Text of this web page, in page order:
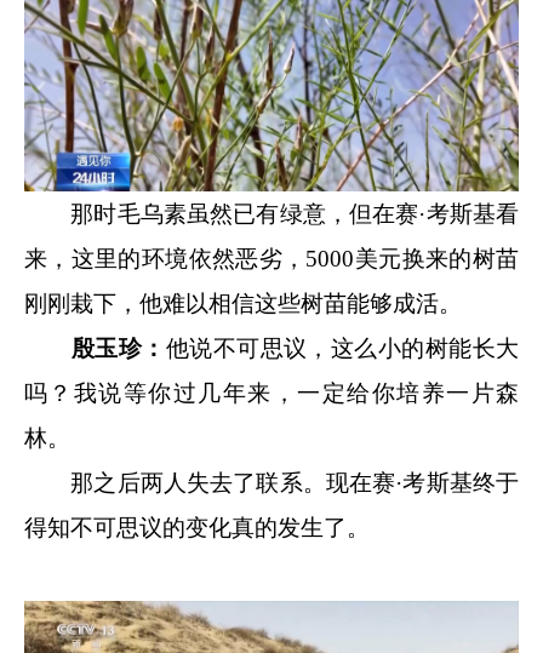
那时毛乌素虽然已有绿意，但在赛·考斯基看
来，这里的环境依然恶劣，5000美元换来的树苗
刚刚栽下，他难以相信这些树苗能够成活。
殷玉珍： 他说不可思议，这么小的树能长大
吗？我说等你过几年来，一定给你培养一片森
林。
那之后两人失去了联系。现在赛·考斯基终于
得知不可思议的变化真的发生了。